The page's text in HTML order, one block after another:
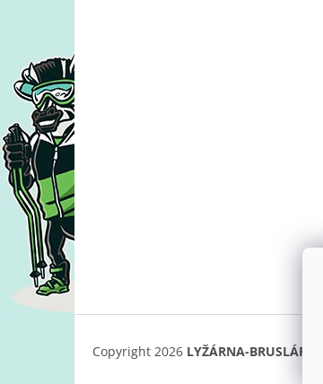
Copyright 2026 LYŽÁRNA-BRUSLÁRNA